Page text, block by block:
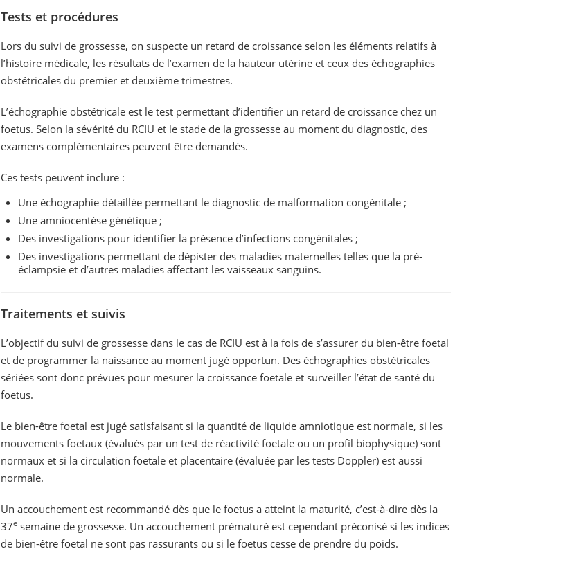
Tests et procédures
Lors du suivi de grossesse, on suspecte un retard de croissance selon les éléments relatifs à
l’histoire médicale, les résultats de l’examen de la hauteur utérine et ceux des échographies
obstétricales du premier et deuxième trimestres.
L’échographie obstétricale est le test permettant d’identifier un retard de croissance chez un
foetus. Selon la sévérité du RCIU et le stade de la grossesse au moment du diagnostic, des
examens complémentaires peuvent être demandés.
Ces tests peuvent inclure :
Une échographie détaillée permettant le diagnostic de malformation congénitale ;
Une amniocentèse génétique ;
Des investigations pour identifier la présence d’infections congénitales ;
Des investigations permettant de dépister des maladies maternelles telles que la pré-
éclampsie et d’autres maladies affectant les vaisseaux sanguins.
Traitements et suivis
L’objectif du suivi de grossesse dans le cas de RCIU est à la fois de s’assurer du bien-être foetal
et de programmer la naissance au moment jugé opportun. Des échographies obstétricales
sériées sont donc prévues pour mesurer la croissance foetale et surveiller l’état de santé du
foetus.
Le bien-être foetal est jugé satisfaisant si la quantité de liquide amniotique est normale, si les
mouvements foetaux (évalués par un test de réactivité foetale ou un profil biophysique) sont
normaux et si la circulation foetale et placentaire (évaluée par les tests Doppler) est aussi
normale.
Un accouchement est recommandé dès que le foetus a atteint la maturité, c’est-à-dire dès la
37e semaine de grossesse. Un accouchement prématuré est cependant préconisé si les indices
de bien-être foetal ne sont pas rassurants ou si le foetus cesse de prendre du poids.